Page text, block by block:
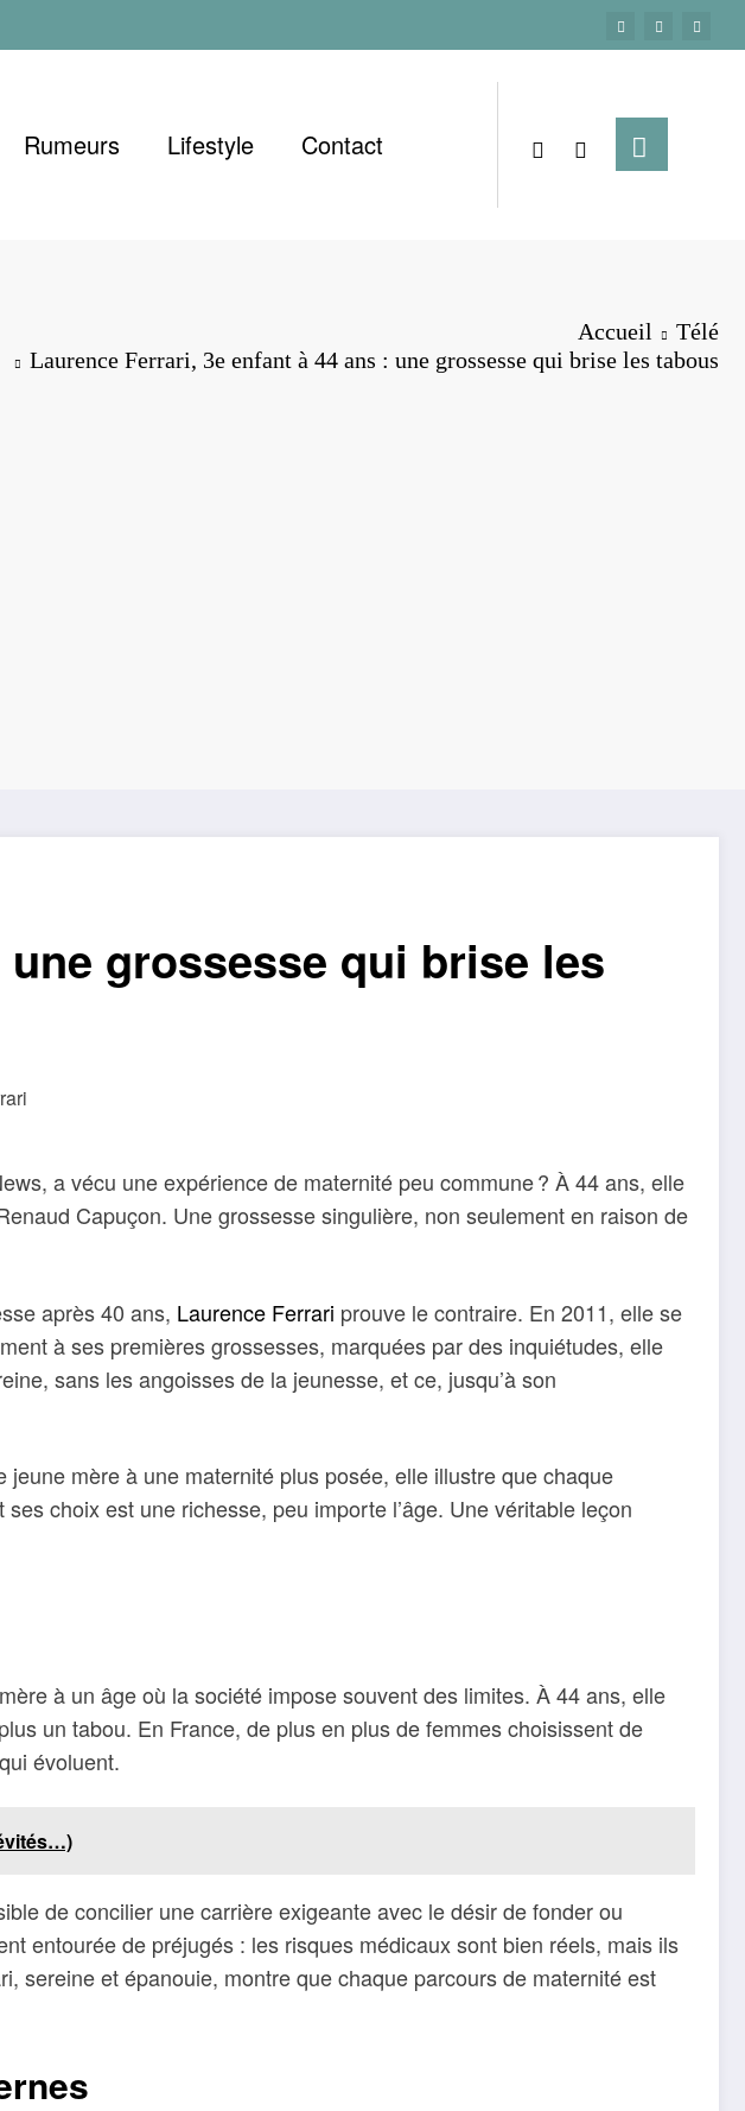
Rumeurs Lifestyle Contact
Accueil
Télé
Laurence Ferrari, 3e enfant à 44 ans : une grossesse qui brise les tabous
grossesse qui brise les
a vécu une expérience de maternité peu commune ? À 44 ans, elle
Capuçon. Une grossesse singulière, non seulement en raison de
après 40 ans, Laurence Ferrari prouve le contraire. En 2011, elle se
à ses premières grossesses, marquées par des inquiétudes, elle
sans les angoisses de la jeunesse, et ce, jusqu’à son
mère à une maternité plus posée, elle illustre que chaque
choix est une richesse, peu importe l’âge. Une véritable leçon
à un âge où la société impose souvent des limites. À 44 ans, elle
un tabou. En France, de plus en plus de femmes choisissent de
évoluent.
de concilier une carrière exigeante avec le désir de fonder ou
entourée de préjugés : les risques médicaux sont bien réels, mais ils
sereine et épanouie, montre que chaque parcours de maternité est